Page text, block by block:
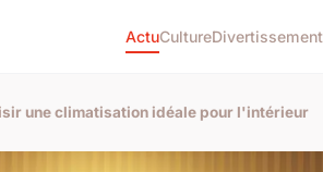
ActuCultureDivertissement
une climatisation idéale pour l'intérieur